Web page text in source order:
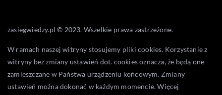
zasiegwiedzy.pl © 2023. Wszelkie prawa zastrzeżone.
W ramach naszej witryny stosujemy pliki cookies. Korzystanie z
witryny bez zmiany ustawień dot. cookies oznacza, że będą one
zamieszczane w Państwa urządzeniu końcowym. Zmiany
ustawień można dokonać w każdym momencie. Więcej